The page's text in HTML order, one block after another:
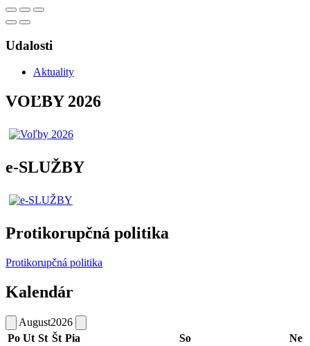
Udalosti
Aktuality
VOĽBY 2026
e-SLUŽBY
Protikorupčná politika
Protikorupčná politika
Kalendár
August2026
Po Ut St Št Pia So Ne